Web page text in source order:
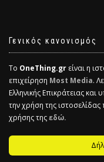
Γενικός κανονισμός
Το OneThing.gr είναι η
επιχείρηση Most Media.
Ελληνικής Επικράτειας
την χρήση της
χρήσης τηςεδώ.